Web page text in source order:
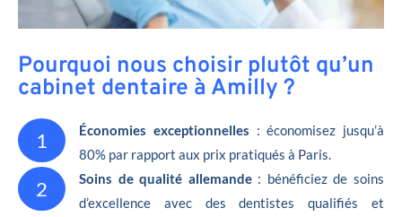
Pourquoi nous choisir plutôt qu’un
cabinet dentaire à Amilly ?
1 Économies exceptionnelles : économisez jusqu’à
80% par rapport aux prix pratiqués à Paris.
2 Soins de qualité allemande: bénéficiez de soins
d’excellence avec des dentistes qualifiés et